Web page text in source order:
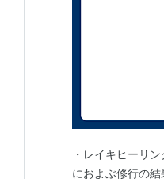
・レイキヒーリ
におよぶ修行の